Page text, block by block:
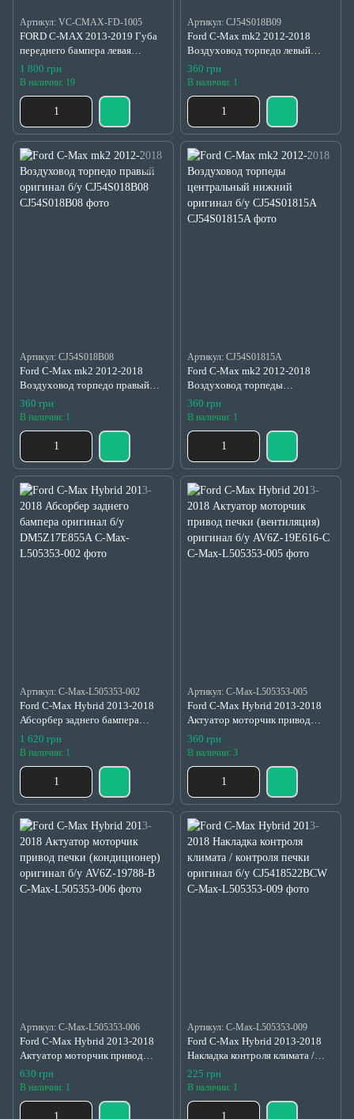
Артикул: VC-CMAX-FD-1005
FORD C-MAX 2013-2019 Губа
переднего бампера левая
DM5Z17626B, DM5117627AD
1 800 грн
В наличии: 19
Артикул: CJ54S018B09
Ford C-Max mk2 2012-2018
Воздуховод торпедо левый
оригинал б/у CJ54S018B09
360 грн
В наличии: 1
Артикул: CJ54S018B08
Ford C-Max mk2 2012-2018
Воздуховод торпедо правый
оригинал б/у CJ54S018B08
360 грн
В наличии: 1
Артикул: CJ54S01815A
Ford C-Max mk2 2012-2018
Воздуховод торпеды
центральный нижний оригинал
б/у CJ54S01815A
360 грн
В наличии: 1
Артикул: C-Max-L505353-002
Ford C-Max Hybrid 2013-2018
Абсорбер заднего бампера
оригинал б/у DM5Z17E855A
1 620 грн
В наличии: 1
Артикул: C-Max-L505353-005
Ford C-Max Hybrid 2013-2018
Актуатор моторчик привод
печки (вентиляция) оригинал б/у
AV6Z-19E616-C
360 грн
В наличии: 3
Артикул: C-Max-L505353-006
Ford C-Max Hybrid 2013-2018
Актуатор моторчик привод
печки (кондиционер) оригинал
б/у AV6Z-19788-B
630 грн
В наличии: 1
Артикул: C-Max-L505353-009
Ford C-Max Hybrid 2013-2018
Накладка контроля климата /
контроля печки оригинал б/у
CJ5418522BCW
225 грн
В наличии: 1